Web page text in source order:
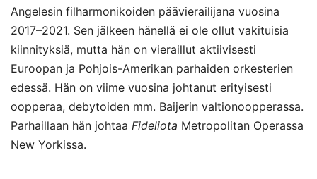
Angelesin filharmonikoiden päävierailijana vuosina
2017–2021. Sen jälkeen hänellä ei ole ollut vakituisia
kiinnityksiä, mutta hän on vieraillut aktiivisesti
Euroopan ja Pohjois-Amerikan parhaiden orkesterien
edessä. Hän on viime vuosina johtanut erityisesti
oopperaa, debytoiden mm. Baijerin valtionoopperassa.
Parhaillaan hän johtaa Fideliota Metropolitan Operassa
New Yorkissa.